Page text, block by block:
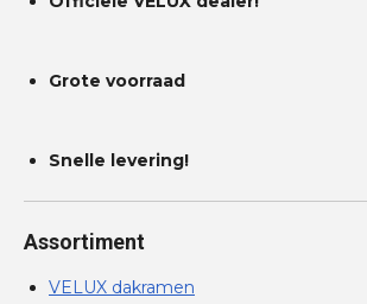
Grote voorraad
Snelle levering!
Assortiment
VELUX dakramen